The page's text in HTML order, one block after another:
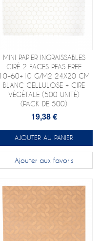
MINI PAPIER INGRAISSABLES
CIRÉ 2 FACES PFAS FREE
10+60+10 G/M2 24X20 CM
BLANC CELLULOSE + CIRE
VÉGÉTALE (500 UNITÉ)
(PACK DE 500)
19,38 €
AJOUTER AU PANIER
Ajouter aux favoris